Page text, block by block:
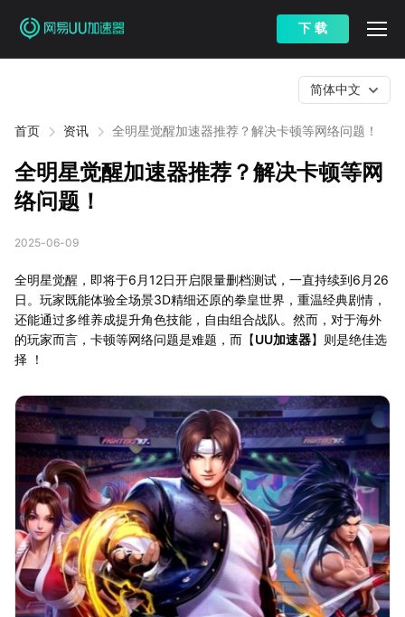
下 载
首页 资讯 全明星觉醒加速器推荐？解决卡顿等网络问题！
简体中文
全明星觉醒加速器推荐？解决卡顿等网
络问题！
2025-06-09
全明星觉醒，即将于6月12日开启限量删档测试，一直持续到6月26
日。玩家既能体验全场景3D精细还原的拳皇世界，重温经典剧情，
还能通过多维养成提升角色技能，自由组合战队。然而，对于海外
的玩家而言，卡顿等网络问题是难题，而【UU加速器】则是绝佳选
择 ！